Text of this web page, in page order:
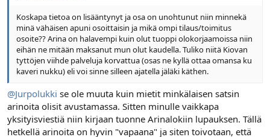
Koskapa tietoa on lisääntynyt ja osa on unohtunut niin minnekä
minä vähäisen apuni osoittaisin ja mikä ompi tilaus/toimitus
osoite?? Arina on halavempi kuin olut tuoppi olokorjaamoissa niin
eihän ne mitään maksanut mun olut kaudella. Tuliko niitä Kiovan
tyttöjen viihde palveluja korvattua (osas ne kyllä ottaa omansa ku
kaveri nukku) eli voi sinne silleen ajatella jäläki käthen.
@Jurpolukki se ole muuta kuin mietit minkälaisen satsin
arinoita olisit avustamassa. Sitten minulle vaikkapa
yksityisviestiä niin kirjaan tuonne Arinalokiin lupauksen. Tällä
hetkellä arinoita on hyvin "vapaana" ja siten toivotaan, että